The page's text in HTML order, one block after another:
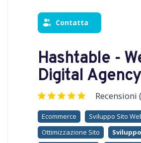
Contatta
Hashtable -
Digital Agency
Recensioni
Ecommerce
Sviluppo Sito
Ottimizzazione Sito